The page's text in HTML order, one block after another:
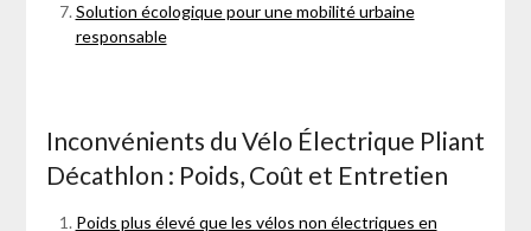
Solution écologique pour une mobilité urbaine
responsable
Inconvénients du Vélo Électrique Pliant
Décathlon : Poids, Coût et Entretien
Poids plus élevé que les vélos non électriques en